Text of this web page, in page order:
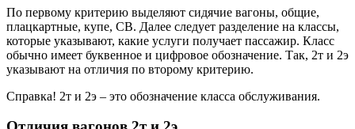
По первому критерию выделяют сидячие вагоны, общие,
плацкартные, купе, СВ. Далее следует разделение на классы,
которые указывают, какие услуги получает пассажир. Класс
обычно имеет буквенное и цифровое обозначение. Так, 2т и 2э
указывают на отличия по второму критерию.
Справка! 2т и 2э – это обозначение класса обслуживания.